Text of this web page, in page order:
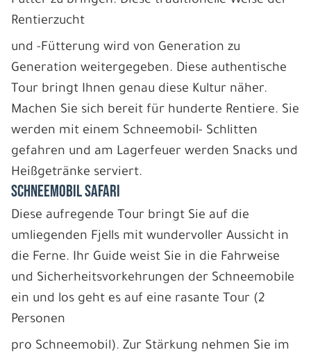
Rentierzucht
und -Fütterung wird von Generation zu
Generation weitergegeben. Diese authentische
Tour bringt Ihnen genau diese Kultur näher.
Machen Sie sich bereit für hunderte Rentiere. Sie
werden mit einem Schneemobil- Schlitten
gefahren und am Lagerfeuer werden Snacks und
Heißgetränke serviert.
SCHNEEMOBIL SAFARI
Diese aufregende Tour bringt Sie auf die
umliegenden Fjells mit wundervoller Aussicht in
die Ferne. Ihr Guide weist Sie in die Fahrweise
und Sicherheitsvorkehrungen der Schneemobile
ein und los geht es auf eine rasante Tour (2
Personen
pro Schneemobil). Zur Stärkung nehmen Sie im